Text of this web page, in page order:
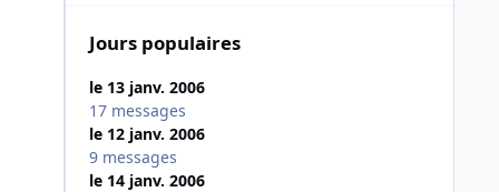
Jours populaires
le 13 janv. 2006
17 messages
le 12 janv. 2006
9 messages
le 14 janv. 2006